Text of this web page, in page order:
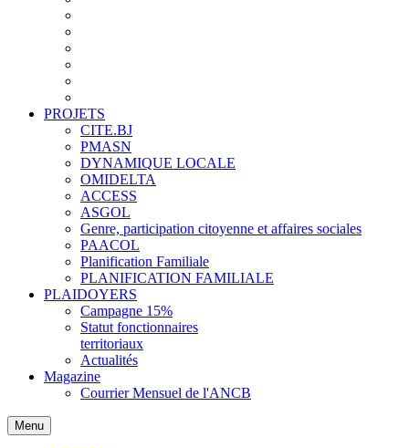
PROJETS
CITE.BJ
PMASN
DYNAMIQUE LOCALE
OMIDELTA
ACCESS
ASGOL
Genre, participation citoyenne et affaires sociales
PAACOL
Planification Familiale
PLANIFICATION FAMILIALE
PLAIDOYERS
Campagne 15%
Statut fonctionnaires
territoriaux
Actualités
Magazine
Courrier Mensuel de l'ANCB
Menu